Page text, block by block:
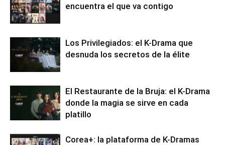
encuentra el que va contigo
Los Privilegiados: el K-Drama que
desnuda los secretos de la élite
El Restaurante de la Bruja: el K-Drama
donde la magia se sirve en cada
platillo
Corea+: la plataforma de K-Dramas